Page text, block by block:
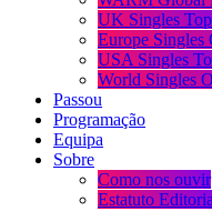
UK Singles
Europe
USA Singles
World Singles
Passou
Programação
Equipa
Sobre
Como nos ouvir
Estatuto